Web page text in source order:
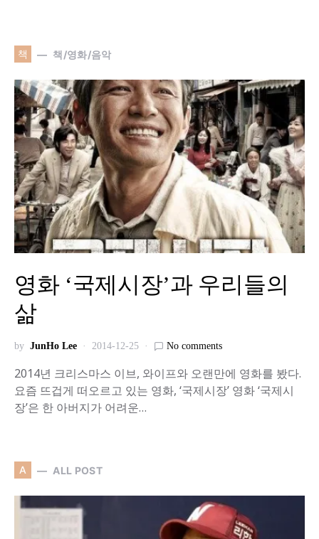
책 책/영화/음악
영화 ‘국제시장’과 우리들의
삶
by JunHo Lee 2014-12-25 No comments
2014년 크리스마스 이브, 와이프와 오랜만에 영화를 봤다.
요즘 뜨겁게 떠오르고 있는 영화, ‘국제시장’ 영화 ‘국제시
장’은 한 아버지가 어려운…
A ALL POST